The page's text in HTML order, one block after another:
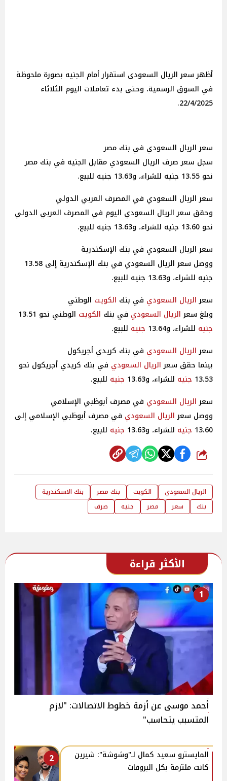
أظهر سعر الريال السعودى استقرار أمام الجنيه بصورة ملحوظة
في السوق الرسمية، وحتى بدء تعاملات اليوم الثلاثاء
22/4/2025.
سعر الريال السعودي في بنك مصر
سجل سعر صرف الريال السعودي مقابل الجنيه في بنك مصر
نحو 13.55 جنيه للشراء، و13.63 جنيه للبيع.
سعر الريال السعودي في المصرف العربي الدولي
وحقق سعر الريال السعودي اليوم في المصرف العربي الدولي
نحو 13.60 جنيه للشراء، و13.63 جنيه للبيع.
سعر الريال السعودي في بنك الإسكندرية
ووصل سعر الريال السعودي في بنك الإسكندرية إلى 13.58
جنيه للشراء، و13.63 جنيه للبيع.
سعرالريال السعودي في بنك الكويت الوطني
وبلغ سعرالريال السعودي في بنك الكويت الوطني نحو 13.51
جنيه للشراء، و13.64 جنيه للبيع.
سعرالريال السعودي في بنك كريدي أجريكول
بينما حقق سعرالريال السعودي في بنك كريدي أجريكول نحو
13.53 جنيه للشراء، و13.63 جنيه للبيع.
سعرالريال السعودي في مصرف أبوظبي الإسلامي
ووصل سعرالريال السعودي في مصرف أبوظبي الإسلامي إلى
13.60 جنيه للشراء، و13.63 جنيه للبيع.
شارك
الريال السعودي الكويت بنك مصر
بنك الاسكندرية
بنك
سعر مصر جنيه صرف
الأكثر قراءة
1
أحمد موسى عن أزمة خطوط الاتصالات: "لازم
المتسبب يتحاسب"
2
المايسترو سعيد كمال لـ"وشوشة": شيرين
كانت ملتزمة بكل البروفات